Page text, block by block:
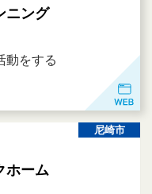
ニング
動をする
尼崎市
ホーム